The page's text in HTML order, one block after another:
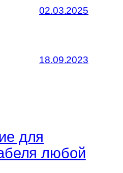
02.03.2025
18.09.2023
для
любой